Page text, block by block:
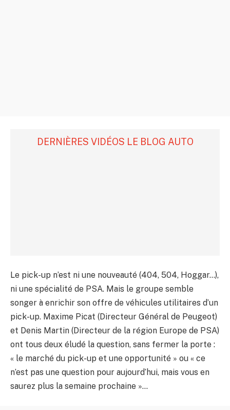
DERNIÈRES VIDÉOS LE BLOG AUTO
Le pick-up n’est ni une nouveauté (404, 504, Hoggar…),
ni une spécialité de PSA. Mais le groupe semble
songer à enrichir son offre de véhicules utilitaires d’un
pick-up. Maxime Picat (Directeur Général de Peugeot)
et Denis Martin (Directeur de la région Europe de PSA)
ont tous deux éludé la question, sans fermer la porte :
« le marché du pick-up et une opportunité » ou « ce
n’est pas une question pour aujourd’hui, mais vous en
saurez plus la semaine prochaine »…